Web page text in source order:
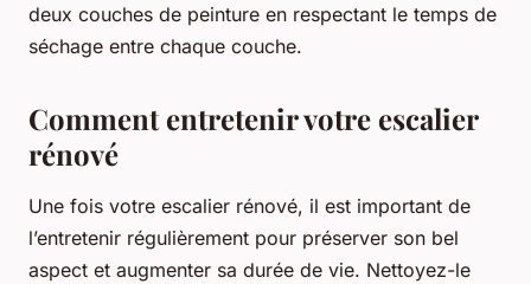
deux couches de peinture en respectant le temps de
séchage entre chaque couche.
Comment entretenir votre escalier
rénové
Une fois votre escalier rénové, il est important de
l’entretenir régulièrement pour préserver son bel
aspect et augmenter sa durée de vie. Nettoyez-le